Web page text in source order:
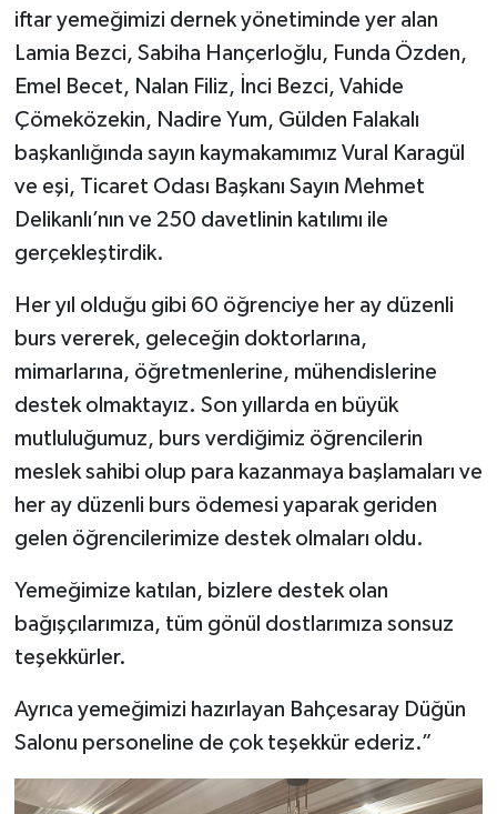
iftar yemeğimizi dernek yönetiminde yer alan
Lamia Bezci, Sabiha Hançerloğlu, Funda Özden,
Emel Becet, Nalan Filiz, İnci Bezci, Vahide
Çömeközekin, Nadire Yum, Gülden Falakalı
başkanlığında sayın kaymakamımız Vural Karagül
ve eşi, Ticaret Odası Başkanı Sayın Mehmet
Delikanlı’nın ve 250 davetlinin katılımı ile
gerçekleştirdik.
Her yıl olduğu gibi 60 öğrenciye her ay düzenli
burs vererek, geleceğin doktorlarına,
mimarlarına, öğretmenlerine, mühendislerine
destek olmaktayız. Son yıllarda en büyük
mutluluğumuz, burs verdiğimiz öğrencilerin
meslek sahibi olup para kazanmaya başlamaları ve
her ay düzenli burs ödemesi yaparak geriden
gelen öğrencilerimize destek olmaları oldu.
Yemeğimize katılan, bizlere destek olan
bağışçılarımıza, tüm gönül dostlarımıza sonsuz
teşekkürler.
Ayrıca yemeğimizi hazırlayan Bahçesaray Düğün
Salonu personeline de çok teşekkür ederiz.”